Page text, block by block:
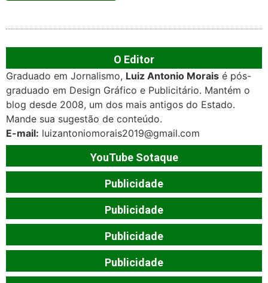
O Editor
Graduado em Jornalismo, Luiz Antonio Morais é pós-
graduado em Design Gráfico e Publicitário. Mantém o
blog desde 2008, um dos mais antigos do Estado.
Mande sua sugestão de conteúdo.
E-mail: luizantoniomorais2019@gmail.com
YouTube Sotaque
Publicidade
Publicidade
Publicidade
Publicidade